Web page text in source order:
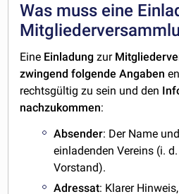
Was muss eine
Eine Einladung zur
zwingend folgende Angaben
rechtsgültig zu sein und den
nachzukommen:
Absender: Der Name
einladenden Vereins (i.
Vorstand).
Adressat: Klarer